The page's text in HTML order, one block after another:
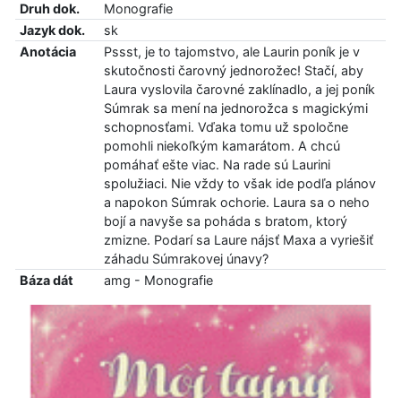
Druh dok.
Monografie
Jazyk dok.
sk
Anotácia
Pssst, je to tajomstvo, ale Laurin poník je v
skutočnosti čarovný jednorožec! Stačí, aby
Laura vyslovila čarovné zaklínadlo, a jej poník
Súmrak sa mení na jednorožca s magickými
schopnosťami. Vďaka tomu už spoločne
pomohli niekoľkým kamarátom. A chcú
pomáhať ešte viac. Na rade sú Laurini
spolužiaci. Nie vždy to však ide podľa plánov
a napokon Súmrak ochorie. Laura sa o neho
bojí a navyše sa poháda s bratom, ktorý
zmizne. Podarí sa Laure nájsť Maxa a vyriešiť
záhadu Súmrakovej únavy?
Báza dát
amg - Monografie